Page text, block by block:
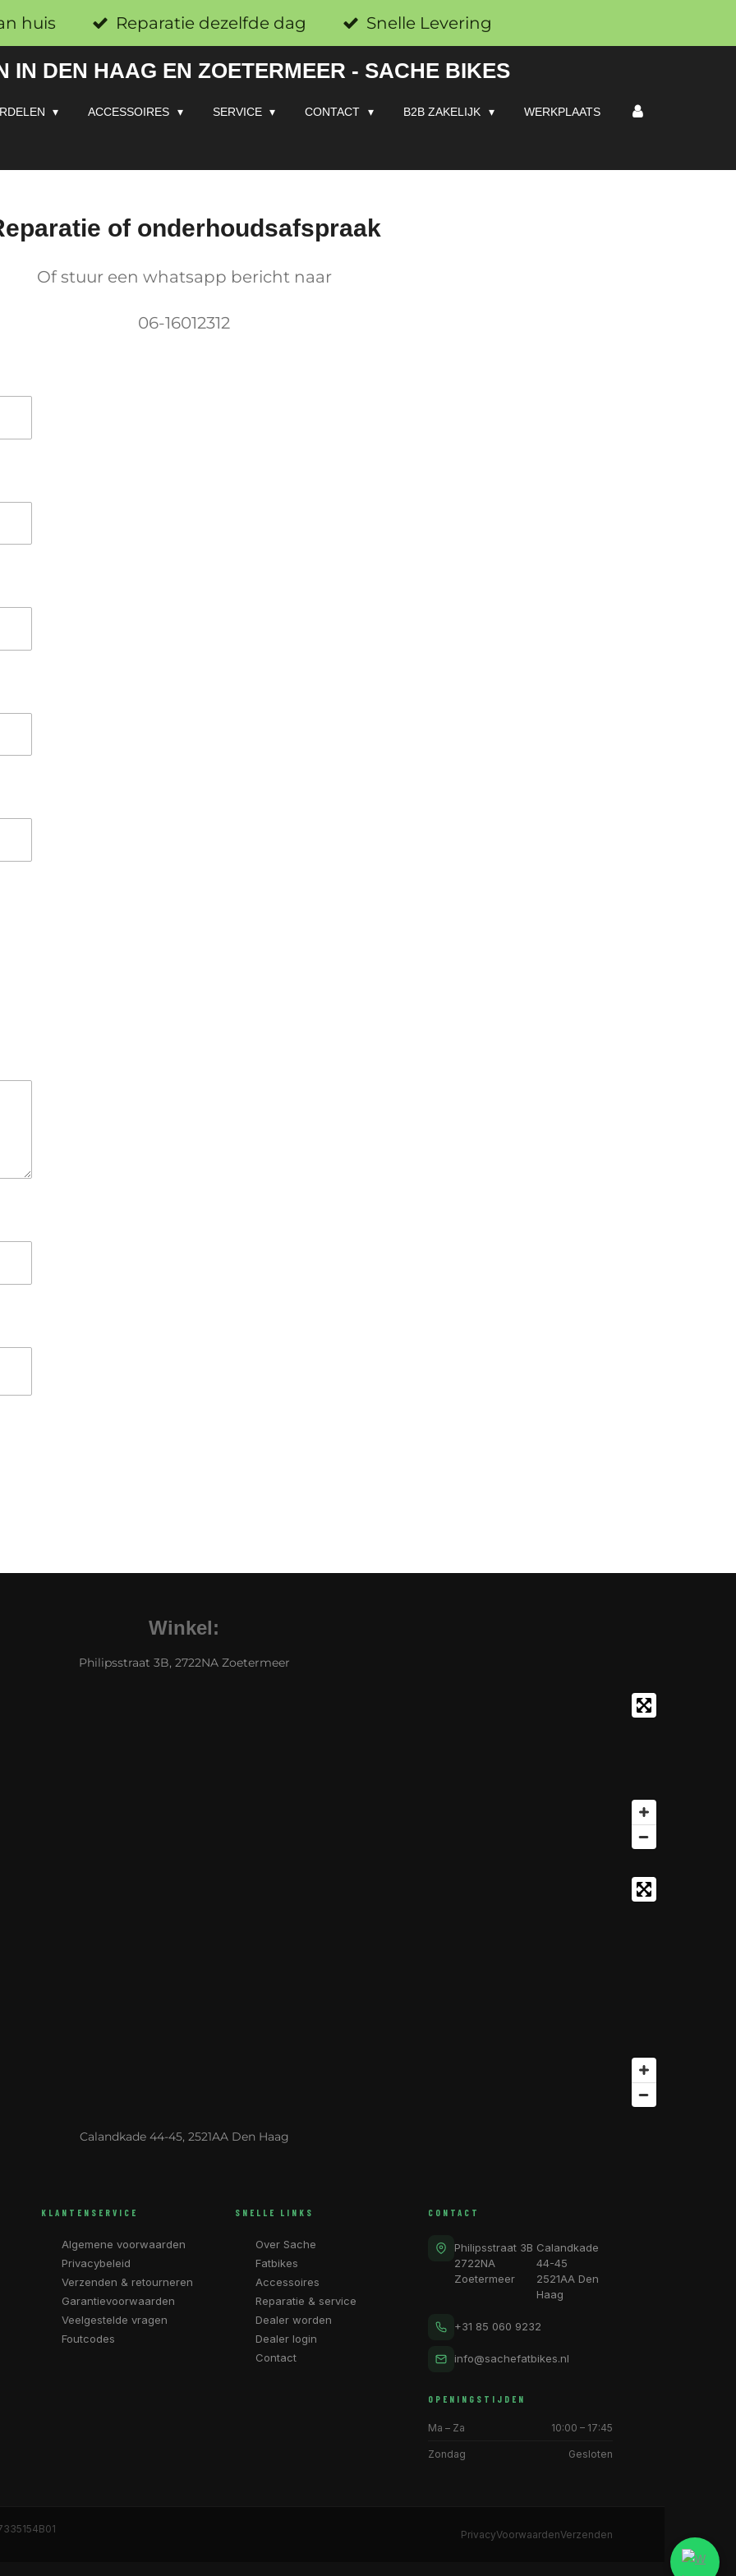
huis Reparatie dezelfde dag Snelle Levering
IN DEN HAAG EN ZOETERMEER - SACHE BIKES
ACCESSOIRES SERVICE CONTACT B2B ZAKELIJK WERKPLAATS
of onderhoudsafspraak
Of stuur een whatsapp bericht naar
06-16012312
Winkel:
Philipsstraat 3B, 2722NA Zoetermeer
Calandkade 44-45, 2521AA Den Haag
KLANTENSERVICE
Algemene voorwaarden
Privacybeleid
Verzenden & retourneren
Garantievoorwaarden
Veelgestelde vragen
Foutcodes
SNELLE LINKS
Over Sache
Fatbikes
Accessoires
Reparatie & service
Dealer worden
Dealer login
Contact
CONTACT
Philipsstraat 3B
2722NA
Zoetermeer
Calandkade
44-45
2521AA Den
Haag
+31 85 060 9232
info@sachefatbikes.nl
OPENINGSTIJDEN
Ma – Za 10:00 – 17:45
Zondag Gesloten
PrivacyVoorwaardenVerzenden